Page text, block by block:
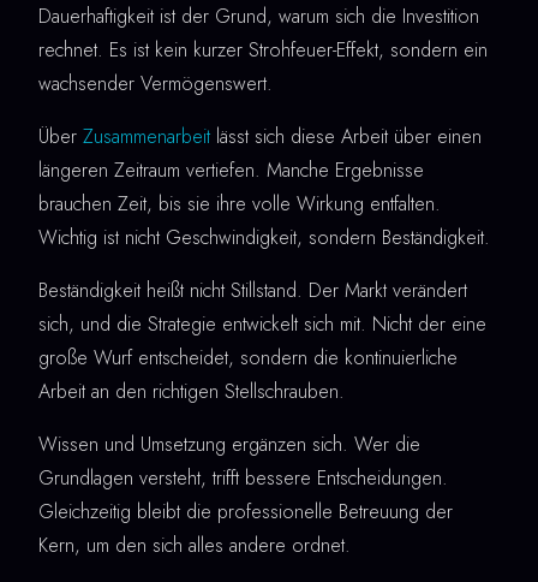
Dauerhaftigkeit ist der Grund, warum sich die Investition
rechnet. Es ist kein kurzer Strohfeuer-Effekt, sondern ein
wachsender Vermögenswert.
Über Zusammenarbeit lässt sich diese Arbeit über einen
längeren Zeitraum vertiefen. Manche Ergebnisse
brauchen Zeit, bis sie ihre volle Wirkung entfalten.
Wichtig ist nicht Geschwindigkeit, sondern Beständigkeit.
Beständigkeit heißt nicht Stillstand. Der Markt verändert
sich, und die Strategie entwickelt sich mit. Nicht der eine
große Wurf entscheidet, sondern die kontinuierliche
Arbeit an den richtigen Stellschrauben.
Wissen und Umsetzung ergänzen sich. Wer die
Grundlagen versteht, trifft bessere Entscheidungen.
Gleichzeitig bleibt die professionelle Betreuung der
Kern, um den sich alles andere ordnet.